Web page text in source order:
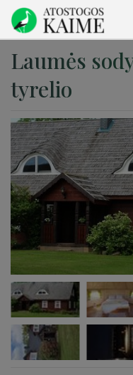
Laumės
tyrelio